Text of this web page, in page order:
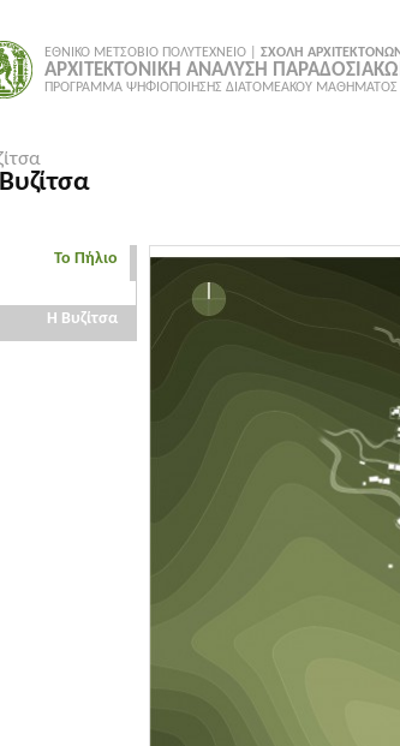
ΕΘΝΙΚΟ ΜΕΤΣΟΒΙΟ ΠΟΛΥΤΕΧΝΕΙΟ | ΣΧΟΛΗ
ΑΡΧΙΤΕΚΤΟΝΙΚΗ ΑΝΑΛΥΣΗ
ΠΡΟΓΡΑΜΜΑ ΨΗΦΙΟΠΟΙΗΣΗΣ ΔΙΑΤΟΜΕΑΚΟΥ
Το Πήλιο
Η Βυζίτσα